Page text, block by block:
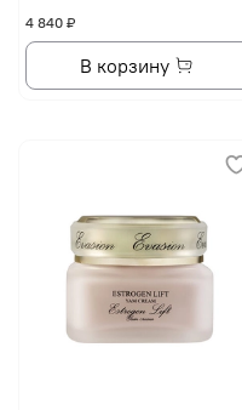
4 840 ₽
В корзину